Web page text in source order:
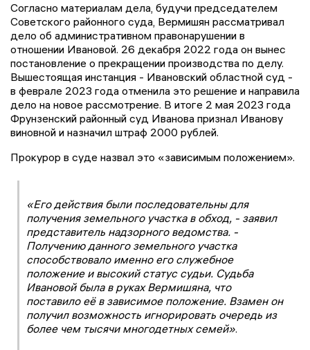
Согласно материалам дела, будучи председателем
Советского районного суда, Вермишян рассматривал
дело об административном правонарушении в
отношении Ивановой. 26 декабря 2022 года он вынес
постановление о прекращении производства по делу.
Вышестоящая инстанция - Ивановский областной суд -
в феврале 2023 года отменила это решение и направила
дело на новое рассмотрение. В итоге 2 мая 2023 года
Фрунзенский районный суд Иванова признал Иванову
виновной и назначил штраф 2000 рублей.
Прокурор в суде назвал это «зависимым положением».
«Его действия были последовательны для
получения земельного участка в обход, - заявил
представитель надзорного ведомства. -
Получению данного земельного участка
способствовало именно его служебное
положение и высокий статус судьи. Судьба
Ивановой была в руках Вермишяна, что
поставило её в зависимое положение. Взамен он
получил возможность игнорировать очередь из
более чем тысячи многодетных семей».